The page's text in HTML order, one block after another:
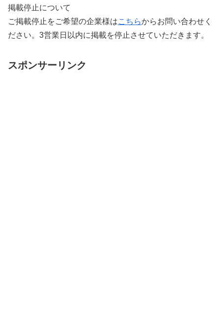
掲載停止について
ご掲載停止をご希望の企業様はこちらからお問い合わせく
ださい。3営業日以内に掲載を停止させていただきます。
スポンサーリンク